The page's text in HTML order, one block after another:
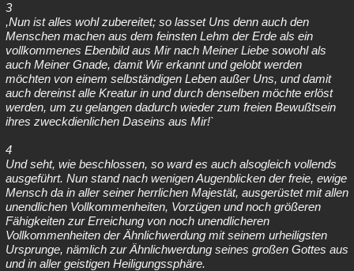
3
,Nun ist alles wohl zubereitet; so lasset Uns denn auch den
Menschen machen aus dem feinsten Lehm der Erde als ein
vollkommenes Ebenbild aus Mir nach Meiner Liebe sowohl als
auch Meiner Gnade, damit Wir erkannt und gelobt werden
möchten von einem selbständigen Leben außer Uns, und damit
auch dereinst alle Kreatur in und durch denselben möchte erlöst
werden, um zu gelangen dadurch wieder zum freien Bewußtsein
ihres zweckdienlichen Daseins aus Mir!`
4
Und seht, wie beschlossen, so ward es auch alsogleich vollends
ausgeführt. Nun stand nach wenigen Augenblicken der freie, ewige
Mensch da in aller seiner herrlichen Majestät, ausgerüstet mit allen
unendlichen Vollkommenheiten, Vorzügen und noch größeren
Fähigkeiten zur Erreichung von noch unendlicheren
Vollkommenheiten der Ähnlichwerdung mit seinem urheiligsten
Ursprunge, nämlich zur Ähnlichwerdung seines großen Gottes aus
und in aller geistigen Heiligungssphäre.